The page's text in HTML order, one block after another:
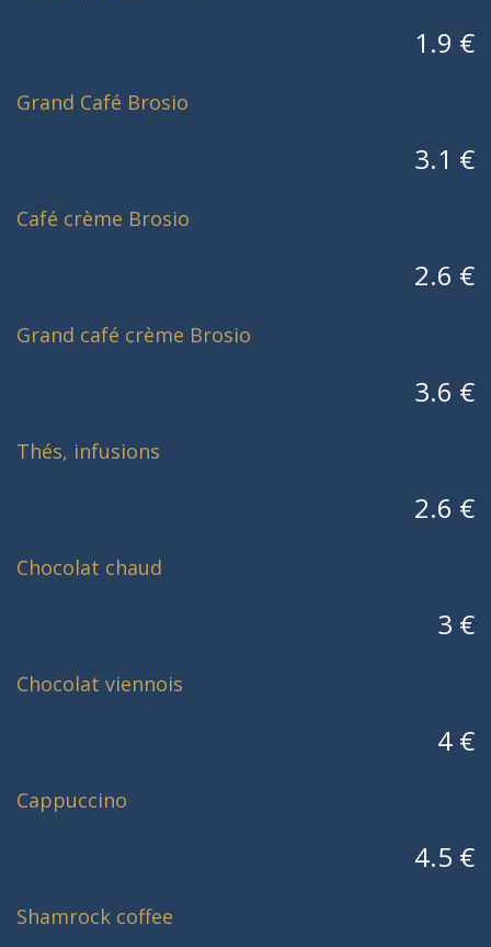
1.9 €
Grand Café Brosio
3.1 €
Café crème Brosio
2.6 €
Grand café crème Brosio
3.6 €
Thés, infusions
2.6 €
Chocolat chaud
3 €
Chocolat viennois
4 €
Cappuccino
4.5 €
Shamrock coffee